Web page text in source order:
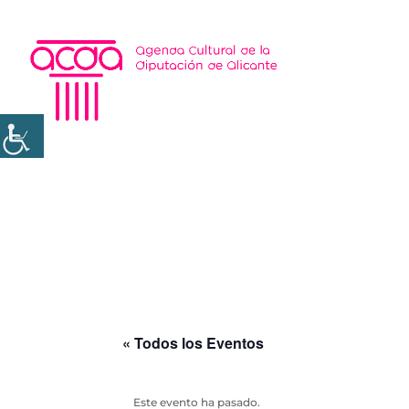
« Todos los Eventos
Este evento ha pasado.